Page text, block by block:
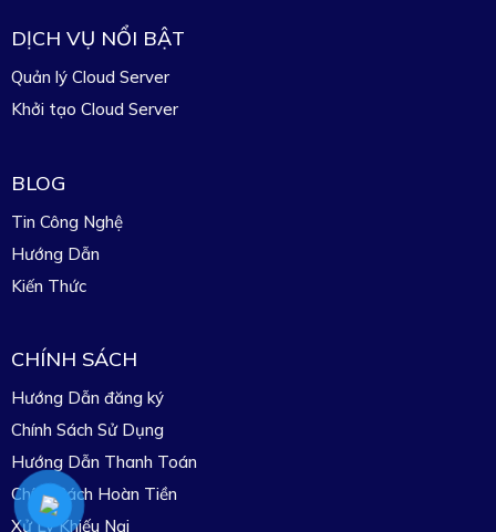
DỊCH VỤ NỔI BẬT
Quản lý Cloud Server
Khởi tạo Cloud Server
BLOG
Tin Công Nghệ
Hướng Dẫn
Kiến Thức
CHÍNH SÁCH
Hướng Dẫn đăng ký
Chính Sách Sử Dụng
Hướng Dẫn Thanh Toán
Chính Sách Hoàn Tiền
Xử Lý Khiếu Nại